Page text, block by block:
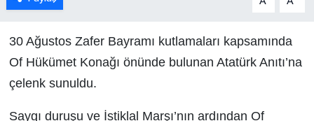
30 Ağustos Zafer Bayramı kutlamaları kapsamında
Of Hükümet Konağı önünde bulunan Atatürk Anıtı’na
çelenk sunuldu.
Saygı duruşu ve İstiklal Marşı’nın ardından Of